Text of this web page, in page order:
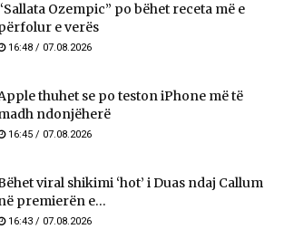
Ozempic” po bëhet receta më e
e verës
16:48 / 07.08.2026
thuhet se po teston iPhone më të
ndonjëherë
16:45 / 07.08.2026
viral shikimi ‘hot’ i Duas ndaj Callum
premierën e...
16:43 / 07.08.2026